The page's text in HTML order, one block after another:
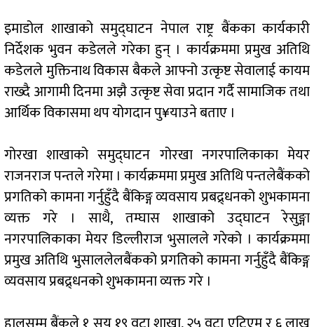
इमाडोल शाखाको समुद्घाटन नेपाल राष्ट्र बैंकका कार्यकारी
निर्देशक भुवन कडेलले गरेका हुन् । कार्यक्रममा प्रमुख अतिथि
कडेलले मुक्तिनाथ विकास बैकले आफ्नो उत्कृष्ट सेवालाई कायम
राख्दै आगामी दिनमा अझै उत्कृष्ट सेवा प्रदान गर्दै सामाजिक तथा
आर्थिक विकासमा थप योगदान पु¥याउने बताए ।
गोरखा शाखाको समुद्घाटन गोरखा नगरपालिकाका मेयर
राजनराज पन्तले गरेमा । कार्यक्रममा प्रमुख अतिथि पन्तलेबैंकको
प्रगतिको कामना गर्नुहुँदै बैंकिङ्ग व्यवसाय प्रबद्र्धनको शुभकामना
व्यक्त गरे । साथै, तम्घास शाखाको उद्घाटन रेसुङ्गा
नगरपालिकाका मेयर डिल्लीराज भुसालले गरेको । कार्यक्रममा
प्रमुख अतिथि भुसाललेलबैंकको प्रगतिको कामना गर्नुहुँदै बैंकिङ्ग
व्यवसाय प्रबद्र्धनको शुभकामना व्यक्त गरे ।